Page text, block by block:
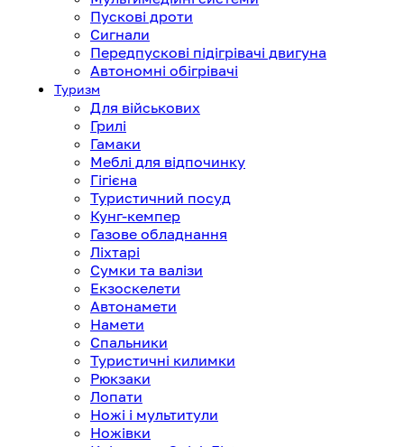
Пускові дроти
Сигнали
Передпускові підігрівачі двигуна
Автономні обігрівачі
Туризм
Для військових
Грилі
Гамаки
Меблі для відпочинку
Гігієна
Туристичний посуд
Кунг-кемпер
Газове обладнання
Ліхтарі
Сумки та валізи
Екзоскелети
Автонамети
Намети
Спальники
Туристичні килимки
Рюкзаки
Лопати
Ножі і мультитули
Ножівки